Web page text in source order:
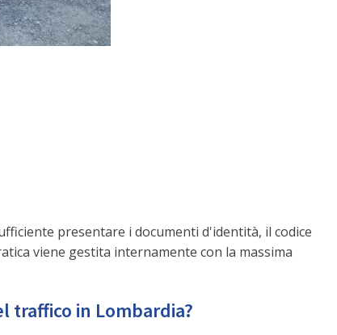
presentare i documenti d'identità, il codice
viene gestita internamente con la massima
traffico in Lombardia?